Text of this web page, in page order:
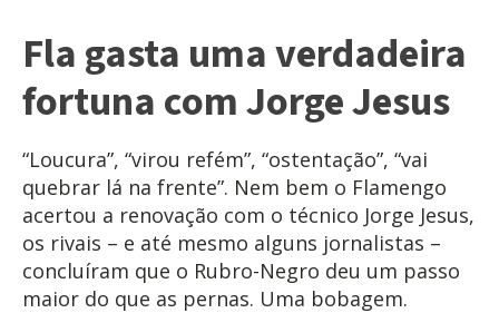
Fla gasta uma verdadeira
fortuna com Jorge Jesus
“Loucura”, “virou refém”, “ostentação”, “vai
quebrar lá na frente”. Nem bem o Flamengo
acertou a renovação com o técnico Jorge Jesus,
os rivais – e até mesmo alguns jornalistas –
concluíram que o Rubro-Negro deu um passo
maior do que as pernas. Uma bobagem.